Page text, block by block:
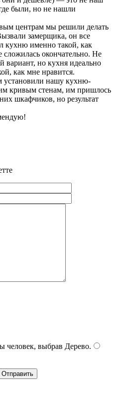
были, но не нашли
центрам мы решили делать
замерщика, он все
кухню именно такой, как
сложилась окончательно. Не
вариант, но кухня идеально
как мне нравится.
установили нашу кухню-
кривым стенам, им пришлось
шкафчиков, но результат
человек, выбрав Дерево.